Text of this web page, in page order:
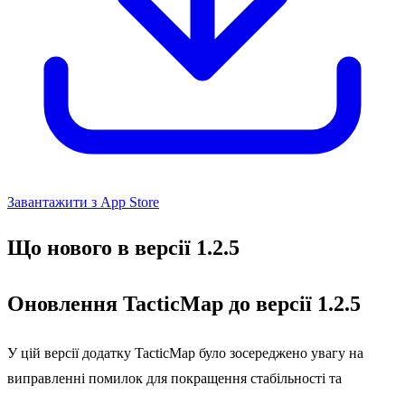
Завантажити з App Store
Що нового в версії 1.2.5
Оновлення TacticMap до версії 1.2.5
У цій версії додатку TacticMap було зосереджено увагу на
виправленні помилок для покращення стабільності та